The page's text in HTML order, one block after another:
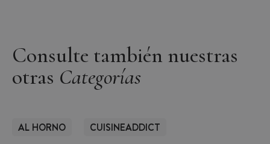
Consulte también nuestras
otras Categorías
AL HORNO CUISINEADDICT